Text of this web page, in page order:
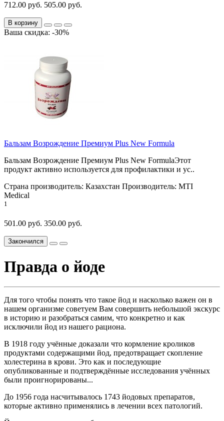
712.00 руб. 505.00 руб.
В корзину
Ваша скидка: -30%
Бальзам Возрождение Премиум Plus New Formula
Бальзам Возрождение Премиум Plus New FormulaЭтот
продукт активно используется для профилактики и ус..
Страна производитель: Казахстан Производитель: MTI
Medical
1
501.00 руб. 350.00 руб.
Закончился
Правда о йоде
Для того чтобы понять что такое йод и насколько важен он в
нашем организме советуем Вам совершить небольшой экскурс
в историю и разобраться самим, что конкретно и как
исключили йод из нашего рациона.
В 1918 году учённые доказали что кормление кроликов
продуктами содержащими йод, предотвращает скопление
холестерина в крови. Это как и последующие
опубликованные и подтверждённые исследования учённых
были проигнорированы...
До 1956 года насчитывалось 1743 йодовых препаратов,
которые активно применялись в лечении всех патологий.